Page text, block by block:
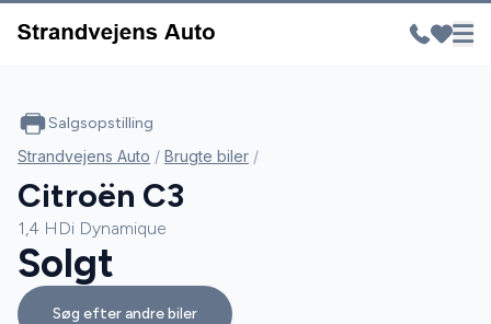
Salgsopstilling
Strandvejens Auto / Brugte biler /
Citroën C3
1,4 HDi Dynamique
Solgt
Søg efter andre biler